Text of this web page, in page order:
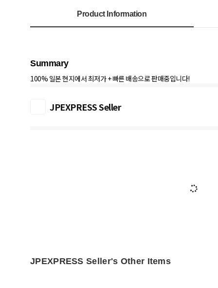
Product Information
Summary
100% 일본 현지에서 최저가 + 빠른 배송으로 판매중입니다!
JPEXPRESS Seller
JPEXPRESS Seller's Other Items